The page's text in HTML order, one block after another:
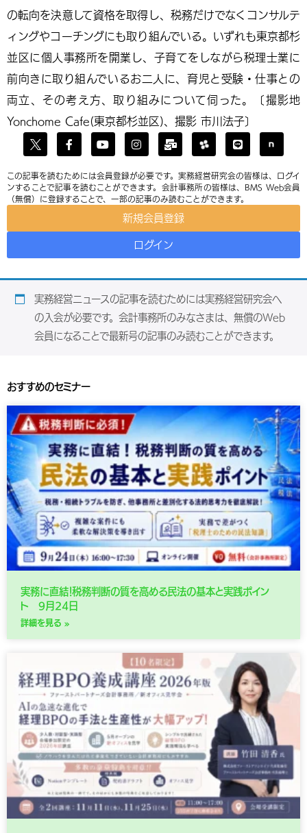
の転向を決意して資格を取得し、税務だけでなくコンサルテ
ィングやコーチングにも取り組んでいる。いずれも東京都杉
並区に個人事務所を開業し、子育てをしながら税理士業に
前向きに取り組んでいるお二人に、育児と受験・仕事との
両立、その考え方、取り組みについて伺った。〔撮影地
Yonchome Cafe(東京都杉並区)、撮影 市川法子〕
この記事を読むためには会員登録が必要です。実務経営研究会の皆様は、ログイ
ンすることで記事を読むことができます。会計事務所の皆様は、BMS Web会員
（無償）に登録することで、一部の記事のみ読むことができます。
新規会員登録
ログイン
実務経営ニュースの記事を読むためには実務経営研究会へ
の入会が必要です。会計事務所のみなさまは、無償のWeb
会員になることで最新号の記事のみ読むことができます。
おすすめのセミナー
実務に直結！税務判断の質を高める民法の基本と実践ポイン
ト 9月24日
詳細を見る »